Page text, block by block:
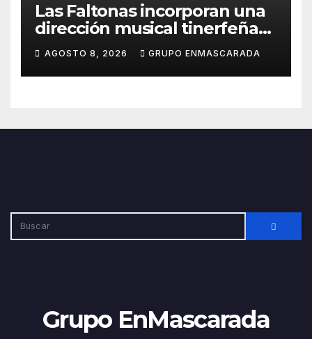
Las Faltonas incorporan una
dirección musical tinerfeña
para afrontar con ilusión el
Carnaval de Lanzarote
AGOSTO 8, 2026 GRUPO ENMASCARADA
Grupo EnMascarada